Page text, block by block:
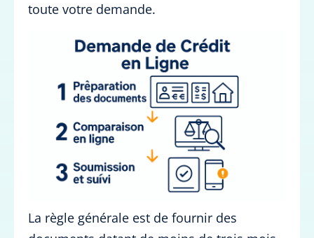
toute votre demande.
La règle générale est de fournir des